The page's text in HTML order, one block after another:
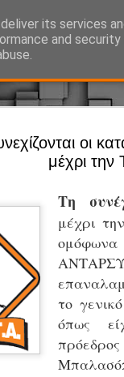
οι
μέχρι την
Τη
μέχρι
το
όπως
its services
and
Ό, τι συμβαίνει γύρω